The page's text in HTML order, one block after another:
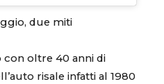
due miti
con oltre 40 anni di
risale infatti al 1980